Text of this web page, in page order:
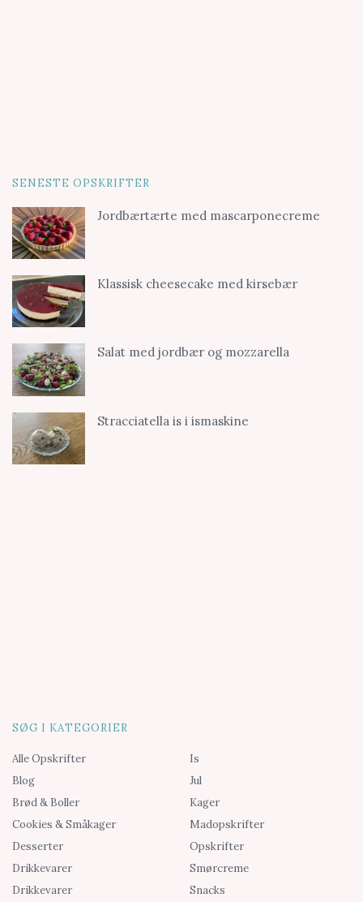
SENESTE OPSKRIFTER
Jordbærtærte med mascarponecreme
Klassisk cheesecake med kirsebær
Salat med jordbær og mozzarella
Stracciatella is i ismaskine
SØG I KATEGORIER
Alle Opskrifter
Blog
Brød & Boller
Cookies & Småkager
Desserter
Drikkevarer
Drikkevarer
Is
Jul
Kager
Madopskrifter
Opskrifter
Smørcreme
Snacks